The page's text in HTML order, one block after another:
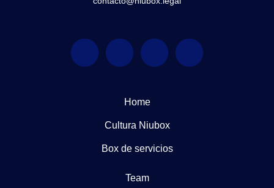
Home
Cultura Niubox
Box de servicios
Team